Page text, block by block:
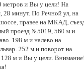
метров и Вы у цели! На
28 минут. По Речной ул, на
правее на МКАД,
проезд №5019, 560 м и
198 м и налево на
252 м и поворот на
128 м и Вы у цели. Внимание!